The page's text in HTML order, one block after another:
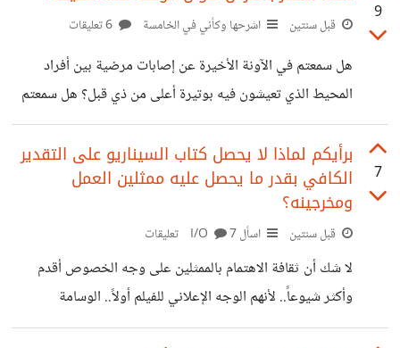
وأنه حين تتعارض الأمومة مع العمل فالأسبقية تبقى دائما
تحقيق ذاتها وتكليلا لمجهود سنوات من الدراسة والمثابرة لا أنكر
أن ربات البيوت سيتفوقن بشكل طاغ
9
قبل سنتين اشرحها وكأني في الخامسة
هل سمعتم في الآونة الأخيرة عن إصابات مرضية بين أفراد
المحيط الذي تعيشون فيه بوتيرة أعلى من ذي قبل؟ هل سمعتم
أن البعض يخفّ من نزلة برد ليصاب سريعا بأخرى، متقلباً بين
هذه العدوى وتلك؟ الحقيقة أننا نفتقر إلى بيانات، ولا نعتمد إلا
على الحكايات.. ولكن ما حقيقة الأمر؟
7
برأيكم لماذا لا يحصل كتاب السيناريو على التقدير
الكافي بقدر ما يحصل عليه ممثلين العمل
ومخرجينه؟
قبل سنتين اسأل I/O7 تعليقات
لا شك أن ثقافة الاهتمام بالممثلين على وجه الخصوص أقدم
وأكثر شيوعاً.. لأنهم الوجه الإعلاني للفيلم أولاً.. الوسامة
والجمالية مثلاً.. سيزيد من فرص تذكر المشاهد للممثل.. هم من